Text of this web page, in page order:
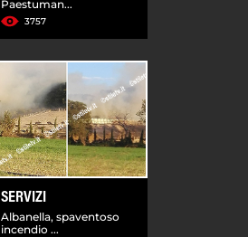
Paestuman...
3757
SERVIZI
Albanella, spaventoso
incendio ...